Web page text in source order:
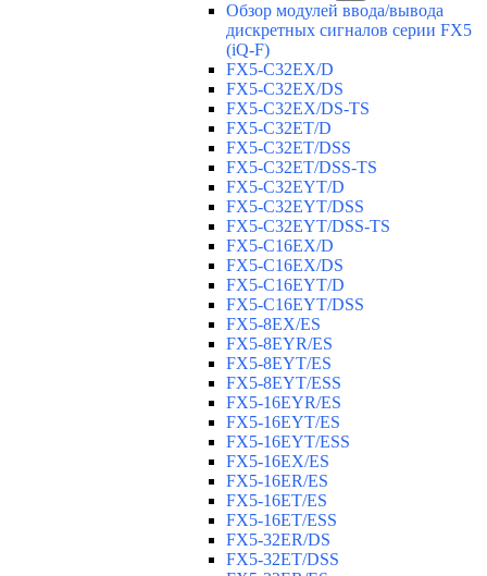
Обзор модулей ввода/вывода
дискретных сигналов серии FX5
(iQ-F)
FX5-C32EX/D
FX5-C32EX/DS
FX5-C32EX/DS-TS
FX5-C32ET/D
FX5-C32ET/DSS
FX5-C32ET/DSS-TS
FX5-C32EYT/D
FX5-C32EYT/DSS
FX5-C32EYT/DSS-TS
FX5-C16EX/D
FX5-C16EX/DS
FX5-C16EYT/D
FX5-C16EYT/DSS
FX5-8EX/ES
FX5-8EYR/ES
FX5-8EYT/ES
FX5-8EYT/ESS
FX5-16EYR/ES
FX5-16EYT/ES
FX5-16EYT/ESS
FX5-16EX/ES
FX5-16ER/ES
FX5-16ET/ES
FX5-16ET/ESS
FX5-32ER/DS
FX5-32ET/DSS